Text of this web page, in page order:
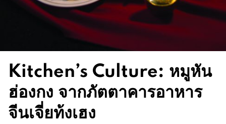
Kitchen’s Culture: หมูหัน
ฮ่องกง จากภัตตาคารอาหาร
จีนเจี่ยท้งเฮง